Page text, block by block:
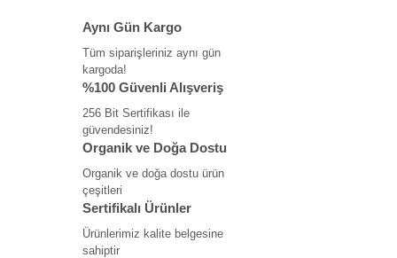
Aynı Gün Kargo
Tüm siparişleriniz aynı gün
kargoda!
%100 Güvenli Alışveriş
256 Bit Sertifikası ile
güvendesiniz!
Organik ve Doğa Dostu
Organik ve doğa dostu ürün
çeşitleri
Sertifikalı Ürünler
Ürünlerimiz kalite belgesine
sahiptir